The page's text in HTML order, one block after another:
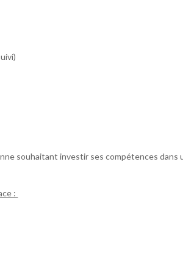
souhaitant investir ses compétences dans
: